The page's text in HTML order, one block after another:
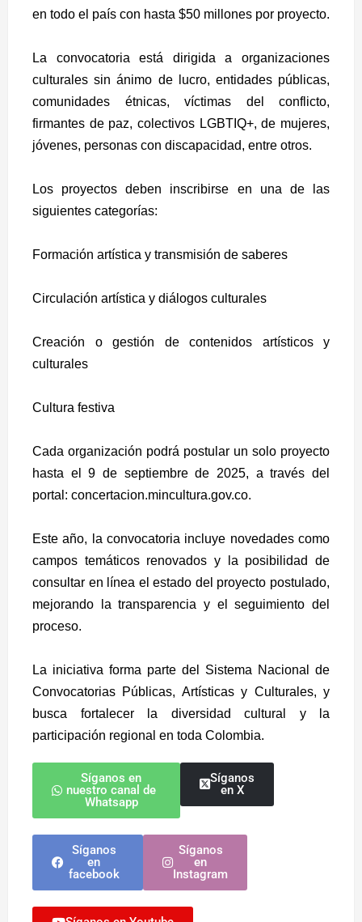
en todo el país con hasta $50 millones por proyecto.
La convocatoria está dirigida a organizaciones
culturales sin ánimo de lucro, entidades públicas,
comunidades étnicas, víctimas del conflicto,
firmantes de paz, colectivos LGBTIQ+, de mujeres,
jóvenes, personas con discapacidad, entre otros.
Los proyectos deben inscribirse en una de las
siguientes categorías:
Formación artística y transmisión de saberes
Circulación artística y diálogos culturales
Creación o gestión de contenidos artísticos y
culturales
Cultura festiva
Cada organización podrá postular un solo proyecto
hasta el 9 de septiembre de 2025, a través del
portal: concertacion.mincultura.gov.co.
Este año, la convocatoria incluye novedades como
campos temáticos renovados y la posibilidad de
consultar en línea el estado del proyecto postulado,
mejorando la transparencia y el seguimiento del
proceso.
La iniciativa forma parte del Sistema Nacional de
Convocatorias Públicas, Artísticas y Culturales, y
busca fortalecer la diversidad cultural y la
participación regional en toda Colombia.
Síganos en
nuestro canal de
Whatsapp
Síganos
en X
Síganos
en
facebook
Síganos
en
Instagram